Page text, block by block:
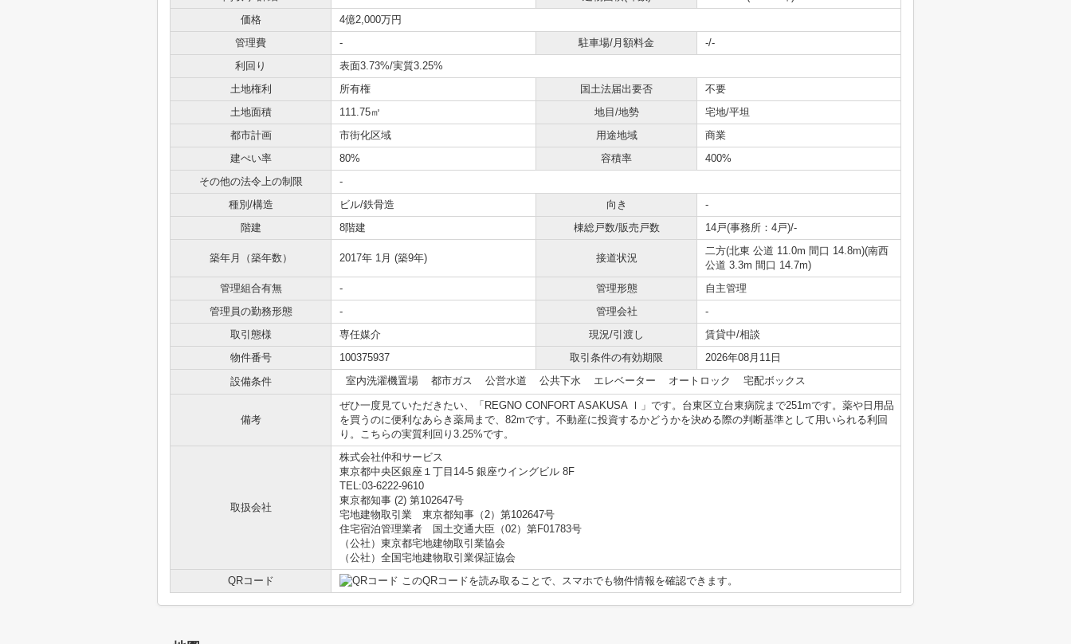
価格
4億2,000万円
管理費
- 駐車場/月額料金
-/-
利回り
表面3.73%/実質3.25%
土地権利
所有権 国土法届出要否
不要
土地面積
111.75㎡ 地目/地勢
宅地/平坦
都市計画
市街化区域 用途地域
商業
建ぺい率
80% 容積率
400%
その他の法令上の制限
-
種別/構造
ビル/鉄骨造 向き
-
階建
8階建 棟総戸数/販売戸数 14戸(事務所：4戸)/-
築年月（築年数） 2017年 1月 (築9年) 接道状況
二方(北東 公道 11.0m 間口 14.8m)(南西
公道 3.3m 間口 14.7m)
管理組合有無
- 管理形態
自主管理
管理員の勤務形態
- 管理会社
-
取引態様
専任媒介 現況/引渡し
賃貸中/相談
物件番号
100375937 取引条件の有効期限
2026年08月11日
設備条件
室内洗濯機置場 都市ガス 公営水道 公共下水 エレベーター オートロック 宅配ボックス
備考
ぜひ一度見ていただきたい、「REGNO CONFORT ASAKUSA Ⅰ」です。台東区立台東病院まで251mです。薬や日用品
を買うのに便利なあらき薬局まで、82mです。不動産に投資するかどうかを決める際の判断基準として用いられる利回
り。こちらの実質利回り3.25%です。
取扱会社
株式会社仲和サービス
東京都中央区銀座１丁目14-5 銀座ウイングビル 8F
TEL:03-6222-9610
東京都知事 (2) 第102647号
宅地建物取引業 東京都知事（2）第102647号
住宅宿泊管理業者 国土交通大臣（02）第F01783号
（公社）東京都宅地建物取引業協会
（公社）全国宅地建物取引業保証協会
QRコード
このQRコードを読み取ることで、スマホでも物件情報を確認できます。